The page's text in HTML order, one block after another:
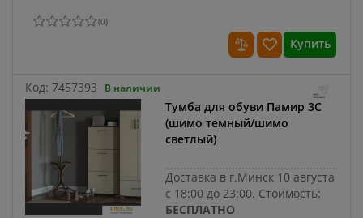
(0)
Купить
Код: 7457393 В наличии
Тумба для обуви Памир 3С
(шимо темный/шимо
светлый)
Доставка в г.Минск 10 августа
с 18:00 до 23:00. Стоимость:
БЕСПЛАТНО